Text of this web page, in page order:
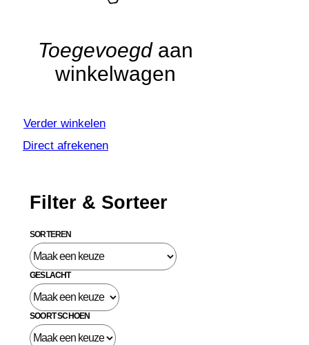
Toegevoegdaan
winkelwagen
Verder winkelen
Direct afrekenen
Filter & Sorteer
SORTEREN
GESLACHT
SOORT SCHOEN